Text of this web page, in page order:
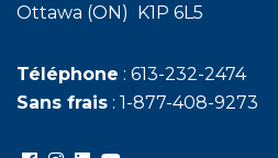
Ottawa (ON) K1P 6L5
Téléphone : 613-232-2474
Sans frais : 1-877-408-9273